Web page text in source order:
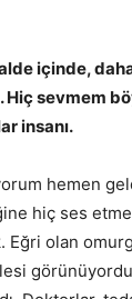
içinde,
Hiç sevmem
insanı.
hemen
hiç ses
Eğri olan